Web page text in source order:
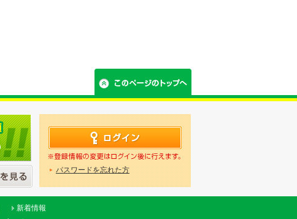
パスワードを忘れた方
新着情報